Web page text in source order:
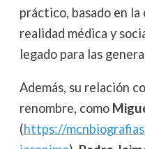
práctico, basado en
realidad médica y
legado para las
Además, su relación
renombre, como
(https://